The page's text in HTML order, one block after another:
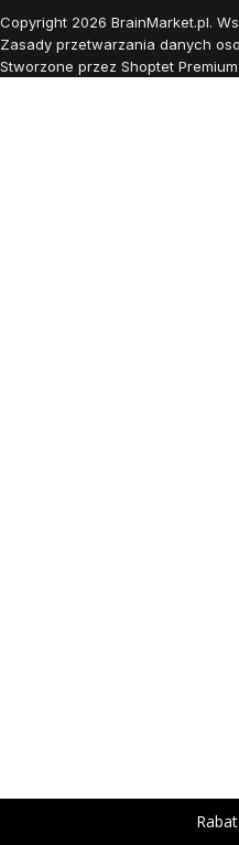
Copyright 2026 BrainMarket.pl.
Zasady przetwarzania danych
Stworzone przez Shoptet Premium